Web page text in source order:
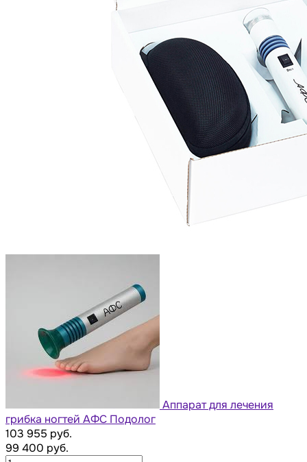
Аппарат для лечения
грибка ногтей АФС Подолог
103 955 руб.
99 400 руб.